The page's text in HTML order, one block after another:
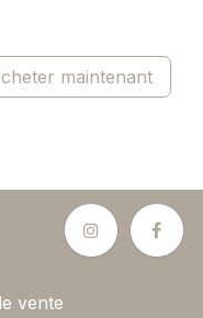
maintenant
vente